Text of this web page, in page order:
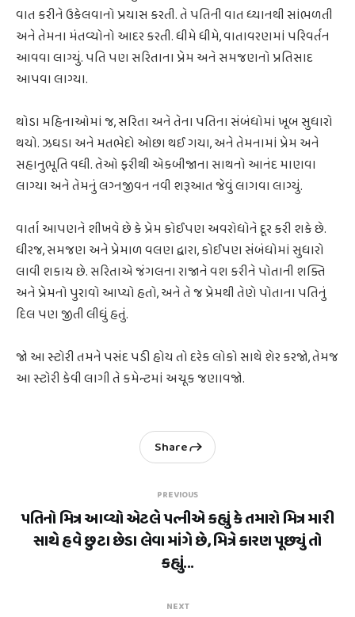
વાત કરીને ઉકેલવાનો પ્રયાસ કરતી. તે પતિની વાત ધ્યાનથી સાંભળતી
અને તેમના મંતવ્યોનો આદર કરતી. ધીમે ધીમે, વાતાવરણમાં પરિવર્તન
આવવા લાગ્યું. પતિ પણ સરિતાના પ્રેમ અને સમજણનો પ્રતિસાદ
આપવા લાગ્યા.
થોડા મહિનાઓમાં જ, સરિતા અને તેના પતિના સંબંધોમાં ખૂબ સુધારો
થયો. ઝઘડા અને મતભેદો ઓછા થઈ ગયા, અને તેમનામાં પ્રેમ અને
સહાનુભૂતિ વધી. તેઓ ફરીથી એકબીજાના સાથનો આનંદ માણવા
લાગ્યા અને તેમનું લગ્નજીવન નવી શરૂઆત જેવું લાગવા લાગ્યું.
વાર્તા આપણને શીખવે છે કે પ્રેમ કોઈપણ અવરોધોને દૂર કરી શકે છે.
ધીરજ, સમજણ અને પ્રેમાળ વલણ દ્વારા, કોઈપણ સંબંધોમાં સુધારો
લાવી શકાય છે. સરિતાએ જંગલના રાજાને વશ કરીને પોતાની શક્તિ
અને પ્રેમનો પુરાવો આપ્યો હતો, અને તે જ પ્રેમથી તેણે પોતાના પતિનું
દિલ પણ જીતી લીધું હતું.
જો આ સ્ટોરી તમને પસંદ પડી હોય તો દરેક લોકો સાથે શેર કરજો, તેમજ
આ સ્ટોરી કેવી લાગી તે કમેન્ટમાં અચૂક જણાવજો.
PREVIOUS
પતિનો મિત્ર આવ્યો એટલે પત્નીએ કહ્યું કે તમારો મિત્ર મારી
સાથે હવે છુટા છેડા લેવા માંગે છે, મિત્રે કારણ પૂછ્યું તો
કહ્યું...
Share
NEXT